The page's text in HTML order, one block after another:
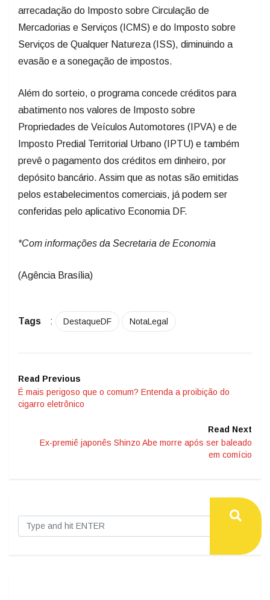
arrecadação do Imposto sobre Circulação de
Mercadorias e Serviços (ICMS) e do Imposto sobre
Serviços de Qualquer Natureza (ISS), diminuindo a
evasão e a sonegação de impostos.
Além do sorteio, o programa concede créditos para
abatimento nos valores de Imposto sobre
Propriedades de Veículos Automotores (IPVA) e de
Imposto Predial Territorial Urbano (IPTU) e também
prevê o pagamento dos créditos em dinheiro, por
depósito bancário. Assim que as notas são emitidas
pelos estabelecimentos comerciais, já podem ser
conferidas pelo aplicativo Economia DF.
*Com informações da Secretaria de Economia
(Agência Brasília)
Tags : DestaqueDF NotaLegal
Read Previous
É mais perigoso que o comum? Entenda a proibição do
cigarro eletrônico
Read Next
Ex-premiê japonês Shinzo Abe morre após ser baleado
em comício